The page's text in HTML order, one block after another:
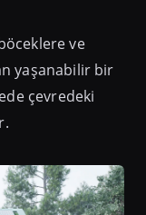
ve
yaşanabilir bir
çevredeki